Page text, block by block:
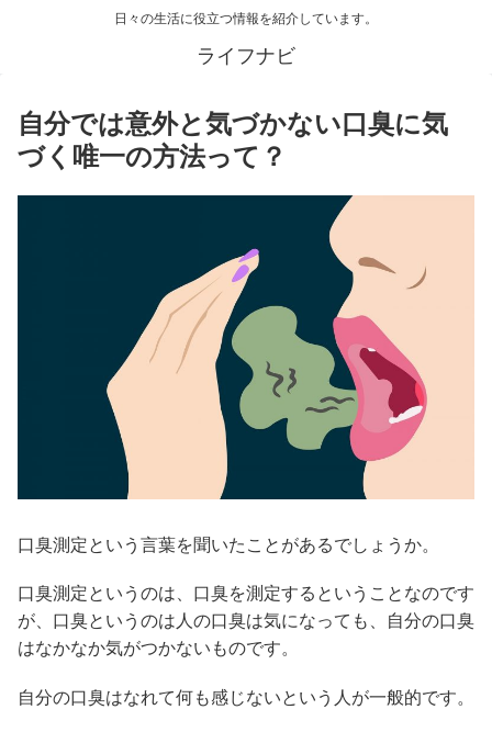
日々の生活に役立つ情報を紹介しています。
ライフナビ
自分では意外と気づかない口臭に気
づく唯一の方法って？
口臭測定という言葉を聞いたことがあるでしょうか。
口臭測定というのは、口臭を測定するということなのです
が、口臭というのは人の口臭は気になっても、自分の口臭
はなかなか気がつかないものです。
自分の口臭はなれて何も感じないという人が一般的です。